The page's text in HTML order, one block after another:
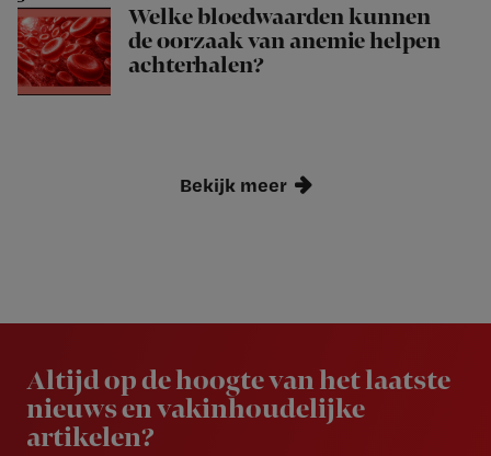
Welke bloedwaarden kunnen
de oorzaak van anemie helpen
achterhalen?
Bekijk meer
Altijd op de hoogte van het laatste
nieuws en vakinhoudelijke
artikelen?